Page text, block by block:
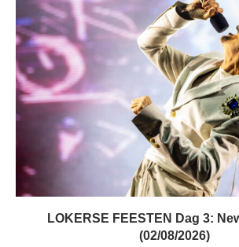
LOKERSE FEESTEN Dag 3:
(02/08/2026)